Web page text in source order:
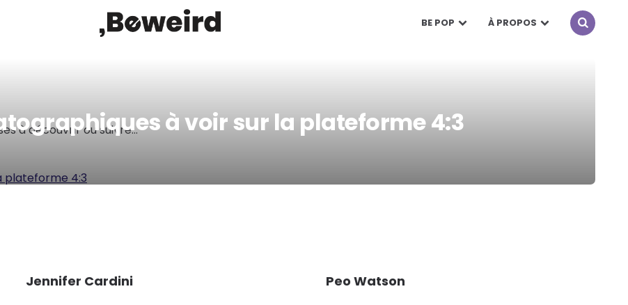
BEWEIRD BE POP À PROPOS
à découvrir ou suivre… à voir sur la plateforme 4:3
Jennifer Cardini Peo Watson